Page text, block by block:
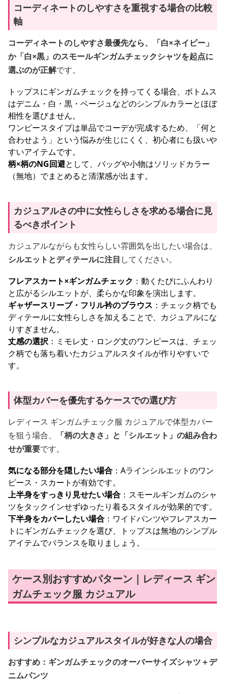
コーディネートのしやすさを重視する場合の比較
軸
コーディネートのしやすさ最優先なら、「白×ネイビー」
か「白×黒」のスモールギンガムチェックシャツを起点に
選ぶのが正解です。
トップスにギンガムチェックを持ってくる場合、ボトムス
はデニム・白・黒・ベージュなどのシンプルカラーとほぼ
相性を選びません。
ワンピースタイプは単品でコーデが完成するため、「何と
合わせよう」という悩みが生じにくく、初心者にも扱いや
すいアイテムです。
柄×柄のNG回避として、バッグや小物はソリッドカラー
（無地）でまとめると清潔感が出ます。
カジュアルさの中に女性らしさを求める場合に見
るべきポイント
カジュアルながらも女性らしい雰囲気を出したい場合は、
シルエットとディテールに注目 してください。
フレアスカート×ギンガムチェック ：動くたびにふんわり
と広がるシルエットが、柔らかな印象を演出します。
ギャザースリーブ・フリル衿のブラウス ：チェック柄でも
ディテールに女性らしさを加えることで、カジュアルにな
りすぎません。
丈感の選択 ：ミモレ丈・ロング丈のワンピースは、チェッ
ク柄でも落ち着いたカジュアルスタイルが作りやすいで
す。
体型カバーを優先するケースでの選び方
レディース ギンガムチェック服 カジュアルで体型カバー
を狙う場合、
「柄の大きさ」と「シルエット」の組み合わ
せが重要です。
気になる部分を隠したい場合 ：Aラインシルエットのワン
ピース・スカートが有効です。
上半身をすっきり見せたい場合 ：スモールギンガムのシャ
ツをタックインせずゆったり着るスタイルが効果的です。
下半身をカバーしたい場合 ：ワイドパンツやフレアスカー
トにギンガムチェックを選び、トップスは無地のシンプル
アイテムでバランスを取りましょう。
ケース別おすすめパターン｜レディース ギン
ガムチェック服 カジュアル
シンプルなカジュアルスタイルが好きな人の場合
おすすめ：ギンガムチェックのオーバーサイズシャツ＋デ
ニムパンツ